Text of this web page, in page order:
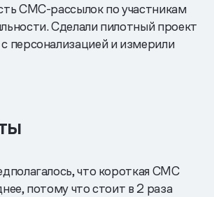
СМС-рассылок по участникам
Сделали пилотный проект
персонализацией и измерили
что короткая СМС
потому что стоит в 2 раза